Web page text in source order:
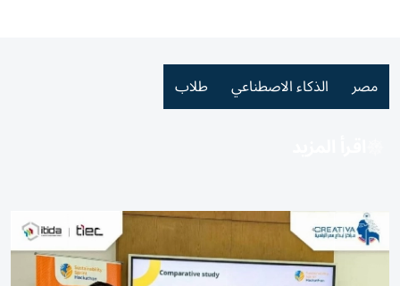
مصر الذكاء الاصطناعي طلاب